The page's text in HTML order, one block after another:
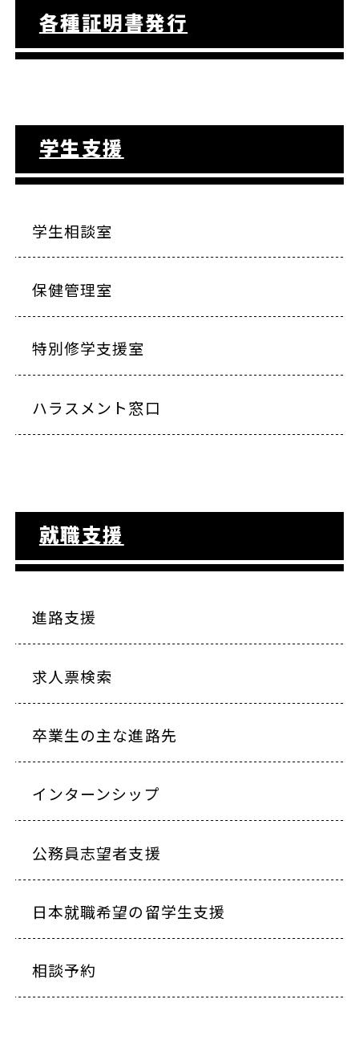
各種証明書発行
学生支援
学生相談室
保健管理室
特別修学支援室
ハラスメント窓口
就職支援
進路支援
求人票検索
卒業生の主な進路先
インターンシップ
公務員志望者支援
日本就職希望の留学生支援
相談予約